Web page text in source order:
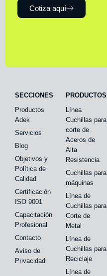
Cotiza aquí
SECCIONES
Productos
Adek
Servicios
Blog
Objetivos y
Política de
Calidad
Certificación
ISO 9001
Capacitación
Profesional
Contacto
Aviso de
Privacidad
PRODUCTOS
Línea
Cuchillas para
corte de
Aceros de
Alta
Resistencia
Cuchillas para
máquinas
Línea de
Cuchillas para
Corte de
Metal
Línea de
Cuchillas para
Reciclaje
Línea de